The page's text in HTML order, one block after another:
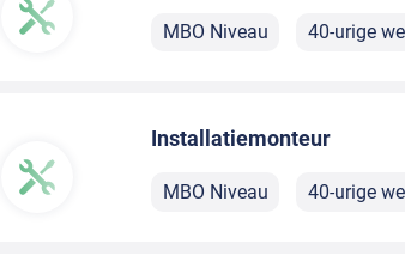
MBO Niveau 40-urige
Installatiemonteur
MBO Niveau 40-urige